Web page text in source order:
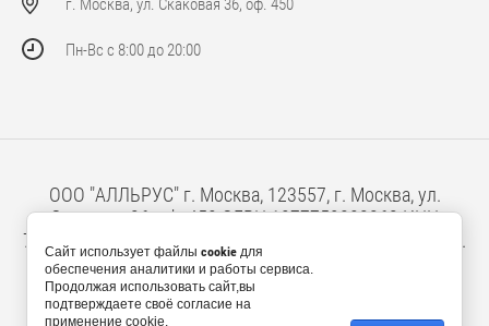
г. Москва, ул. Скаковая 36, оф. 450
Пн-Вс с 8:00 до 20:00
ООО "АЛЛЬРУС" г. Москва, 123557, г. Москва, ул.
Скаковая 36, оф. 450 ОГРН 1077759803362 ИНН
7707637710 юридический адрес: 127473, г. Москва, ул.
Краснопролетарская, 16, стр. 2, 3 этаж
Сайт использует файлы cookie для
обеспечения аналитики и работы сервиса.
Продолжая использовать сайт,вы
подтверждаете своё согласие на
применение cookie.